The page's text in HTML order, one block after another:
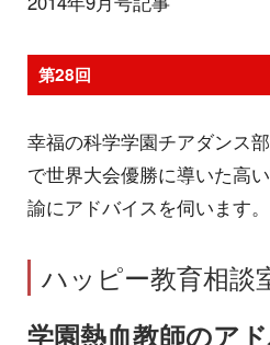
第28回
幸福の科学学園チアダンス
で世界大会優勝に導いた高
諭にアドバイスを伺います。
ハッピー教育相談
学園熱血教師のア